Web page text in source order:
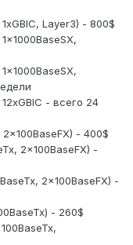
Layer3) - 800$
- всего 24
- 400$
2x100BaseFX) -
2x100BaseFX) -
- 260$